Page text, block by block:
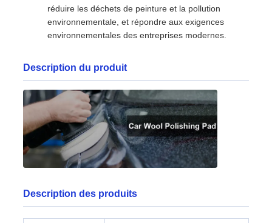
réduire les déchets de peinture et la pollution
environnementale, et répondre aux exigences
environnementales des entreprises modernes.
Description du produit
Description des produits